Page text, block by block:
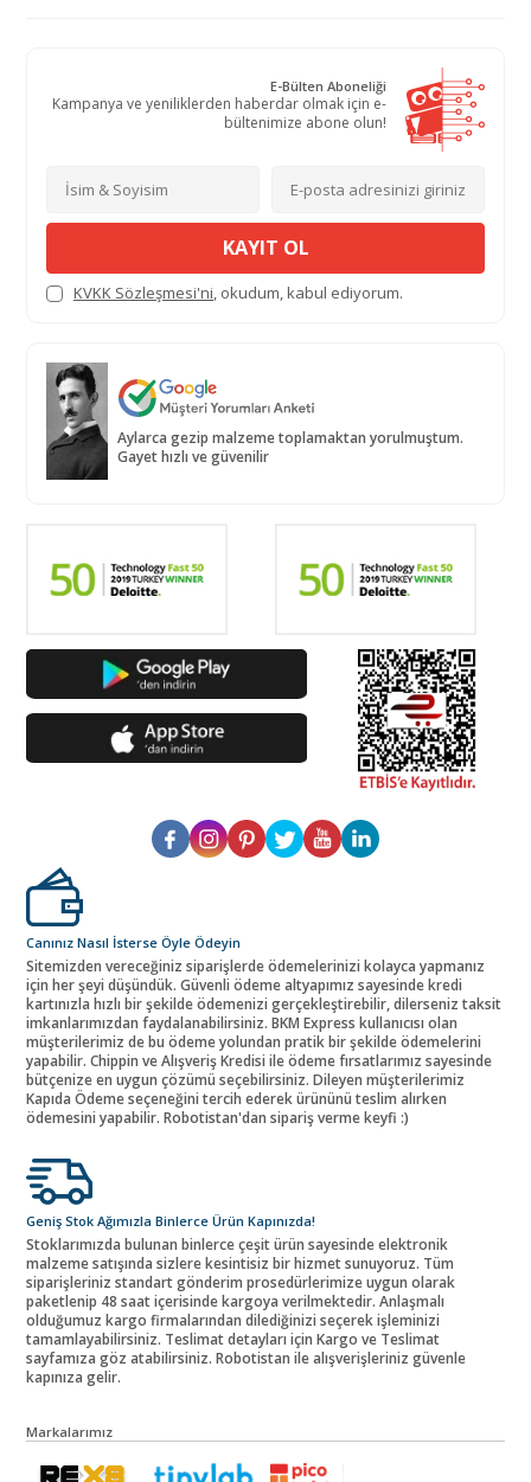
E-Bülten Aboneliği
Kampanya ve yeniliklerden haberdar olmak için e-
bültenimize abone olun!
KAYIT OL
KVKK Sözleşmesi'ni, okudum, kabul ediyorum.
Aylarca gezip malzeme toplamaktan yorulmuştum.
Gayet hızlı ve güvenilir
Canınız Nasıl İsterse Öyle Ödeyin
Sitemizden vereceğiniz siparişlerde ödemelerinizi kolayca yapmanız
için her şeyi düşündük. Güvenli ödeme altyapımız sayesinde kredi
kartınızla hızlı bir şekilde ödemenizi gerçekleştirebilir, dilerseniz taksit
imkanlarımızdan faydalanabilirsiniz. BKM Express kullanıcısı olan
müşterilerimiz de bu ödeme yolundan pratik bir şekilde ödemelerini
yapabilir. Chippin ve Alışveriş Kredisi ile ödeme fırsatlarımız sayesinde
bütçenize en uygun çözümü seçebilirsiniz. Dileyen müşterilerimiz
Kapıda Ödeme seçeneğini tercih ederek ürününü teslim alırken
ödemesini yapabilir. Robotistan'dan sipariş verme keyfi :)
Geniş Stok Ağımızla Binlerce Ürün Kapınızda!
Stoklarımızda bulunan binlerce çeşit ürün sayesinde elektronik
malzeme satışında sizlere kesintisiz bir hizmet sunuyoruz. Tüm
siparişleriniz standart gönderim prosedürlerimize uygun olarak
paketlenip 48 saat içerisinde kargoya verilmektedir. Anlaşmalı
olduğumuz kargo firmalarından dilediğinizi seçerek işleminizi
tamamlayabilirsiniz. Teslimat detayları için Kargo ve Teslimat
sayfamıza göz atabilirsiniz. Robotistan ile alışverişleriniz güvenle
kapınıza gelir.
Markalarımız